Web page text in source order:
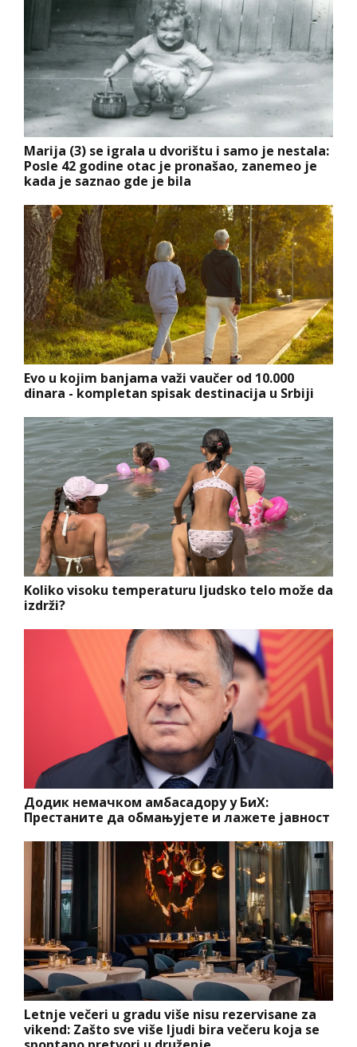
Marija (3) se igrala u dvorištu i samo je nestala:
Posle 42 godine otac je pronašao, zanemeo je
kada je saznao gde je bila
Evo u kojim banjama važi vaučer od 10.000
dinara - kompletan spisak destinacija u Srbiji
Koliko visoku temperaturu ljudsko telo može da
izdrži?
Додик немачком амбасадору у БиХ:
Престаните да обмањујете и лажете јавност
Letnje večeri u gradu više nisu rezervisane za
vikend: Zašto sve više ljudi bira večeru koja se